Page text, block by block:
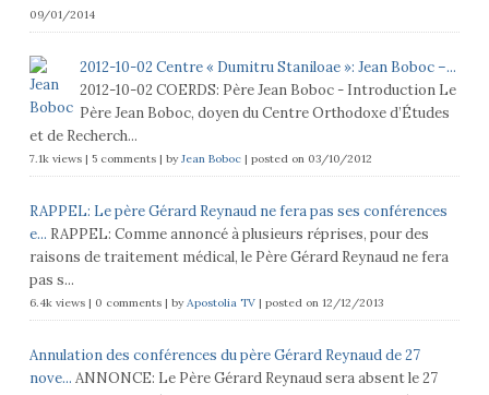
09/01/2014
2012-10-02 Centre « Dumitru Staniloae »: Jean Boboc –...
2012-10-02 COERDS: Père Jean Boboc - Introduction Le
Père Jean Boboc, doyen du Centre Orthodoxe d’Études
et de Recherch...
7.1k views| 5 comments| byJean Boboc| posted on 03/10/2012
RAPPEL: Le père Gérard Reynaud ne fera pas ses conférences
e... RAPPEL: Comme annoncé à plusieurs réprises, pour des
raisons de traitement médical, le Père Gérard Reynaud ne fera
pas s...
6.4k views| 0 comments| byApostolia TV| posted on 12/12/2013
Annulation des conférences du père Gérard Reynaud de 27
nove... ANNONCE: Le Père Gérard Reynaud sera absent le 27